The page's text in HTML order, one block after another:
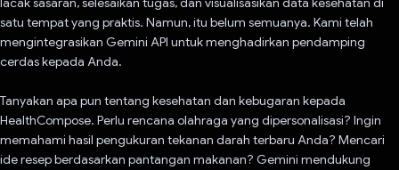
satu tempat yang praktis. Namun, itu belum semuanya. Kami telah
mengintegrasikan Gemini API untuk menghadirkan pendamping
cerdas kepada Anda.
Tanyakan apa pun tentang kesehatan dan kebugaran kepada
HealthCompose. Perlu rencana olahraga yang dipersonalisasi? Ingin
memahami hasil pengukuran tekanan darah terbaru Anda? Mencari
ide resep berdasarkan pantangan makanan? Gemini mendukung